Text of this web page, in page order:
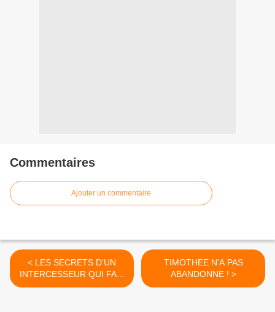
Commentaires
Ajouter un commentaire
< LES SECRETS D'UN
INTERCESSEUR QUI FAIT
TOMBER LA PLUIE (2)
TIMOTHEE N'A PAS
ABANDONNE ! >